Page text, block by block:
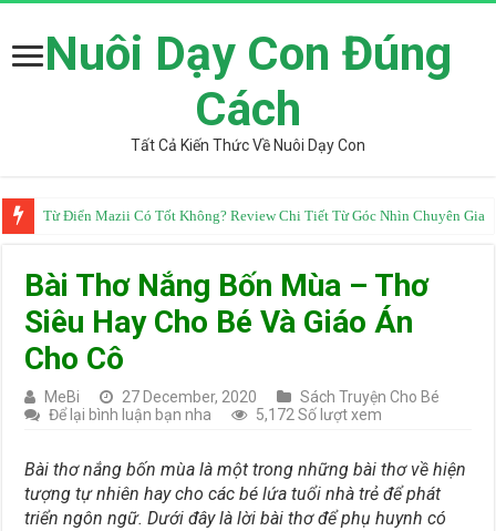
Nuôi Dạy Con Đúng
Cách
Tất Cả Kiến Thức Về Nuôi Dạy Con
Từ Điển Mazii Có Tốt Không? Review Chi Tiết Từ Góc Nhìn Chuyên Gia
Bài Thơ Nắng Bốn Mùa – Thơ
Siêu Hay Cho Bé Và Giáo Án
Cho Cô
MeBi 27 December, 2020
Sách Truyện Cho Bé
Để lại bình luận bạn nha
5,172 Số lượt xem
Bài thơ nắng bốn mùa là một trong những bài thơ về hiện
tượng tự nhiên hay cho các bé lứa tuổi nhà trẻ để phát
triển ngôn ngữ. Dưới đây là lời bài thơ để phụ huynh có